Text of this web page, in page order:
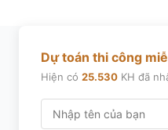
Dự toán thi công
Hiện có 25.530 KH đã